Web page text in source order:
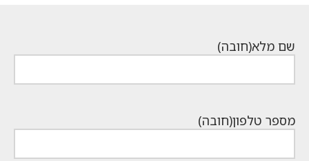
שם מלא(חובה)
מספר טלפון(חובה)